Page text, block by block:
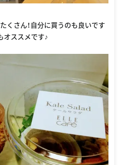
くさん！自分に買うのも良いです
オススメです♪